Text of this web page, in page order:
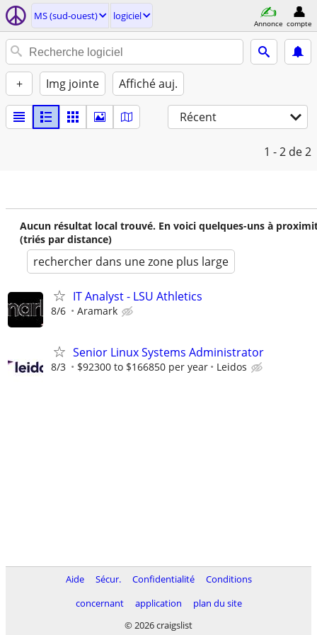
MS (sud-ouest) logiciel
Annonce compte
+ Img jointe Affiché auj.
Récent
1 - 2 de 2
Aucun résultat local trouvé. En voici quelques-uns à
(triés par distance)
rechercher dans une zone plus large
IT Analyst - LSU Athletics
8/6 Aramark
Senior Linux Systems Administrator
8/3 $92300 to $166850 per year Leidos
Aide Sécur. Confidentialité
Conditions
concernant
application
plan du site
© 2026 craigslist